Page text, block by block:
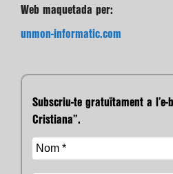
Web maquetada per:
unmon-informatic.com
Subscriu-te gratuïtament a l’e-
Cristiana”.